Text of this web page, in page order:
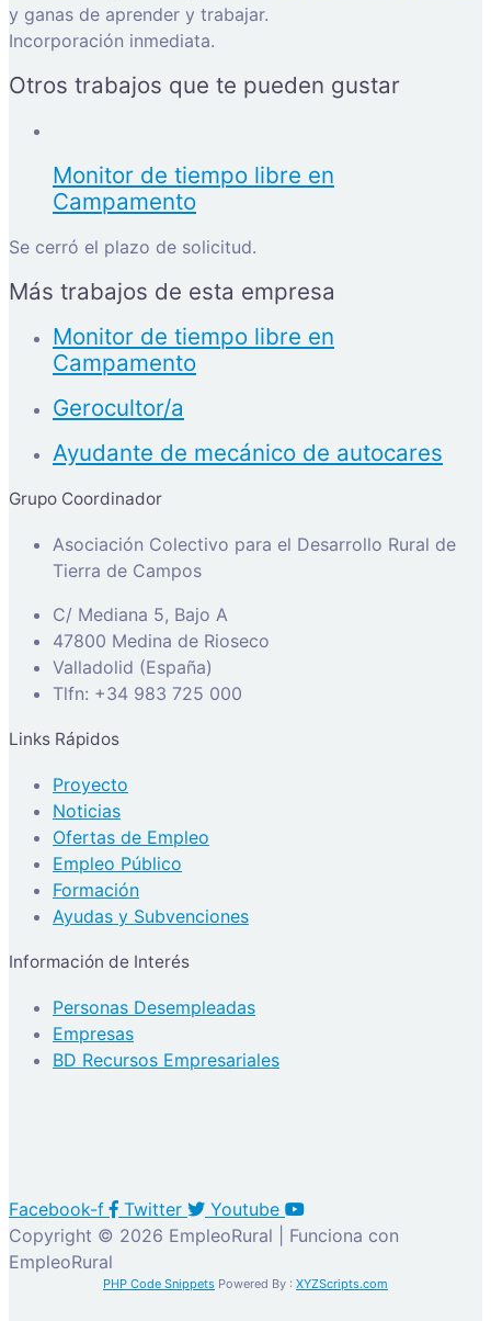
y ganas de aprender y trabajar.
Incorporación inmediata.
Otros trabajos que te pueden gustar
Monitor de tiempo libre en
Campamento
Se cerró el plazo de solicitud.
Más trabajos de esta empresa
Monitor de tiempo libre en
Campamento
Gerocultor/a
Ayudante de mecánico de autocares
Grupo Coordinador
Asociación Colectivo para el Desarrollo Rural de
Tierra de Campos
C/ Mediana 5, Bajo A
47800 Medina de Rioseco
Valladolid (España)
Tlfn: +34 983 725 000
Links Rápidos
Proyecto
Noticias
Ofertas de Empleo
Empleo Público
Formación
Ayudas y Subvenciones
Información de Interés
Personas Desempleadas
Empresas
BD Recursos Empresariales
Facebook-f Twitter
Youtube
Copyright © 2026 EmpleoRural | Funciona con
EmpleoRural
PHP Code Snippets Powered By : XYZScripts.com